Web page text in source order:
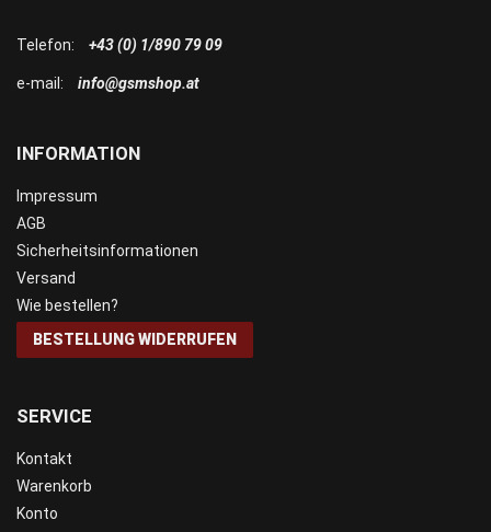
SERVICE
Kontakt
Warenkorb
Konto
INFORMATION
Impressum
AGB
Sicherheitsinformationen
Versand
Wie bestellen?
BESTELLUNG WIDERRUFEN
Telefon: +43 (0) 1/890 79 09
e-mail: info@gsmshop.at